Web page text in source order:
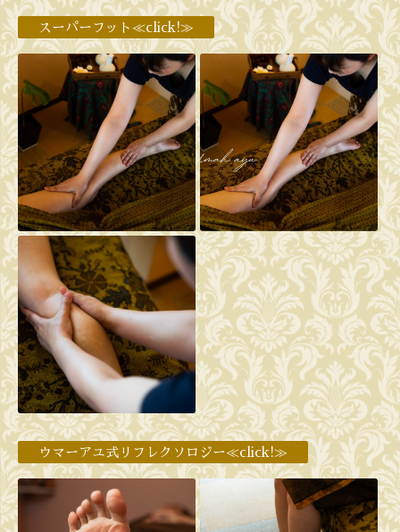
スーパーフット≪click!≫
ウマーアユ式リフレクソロジー≪click!≫